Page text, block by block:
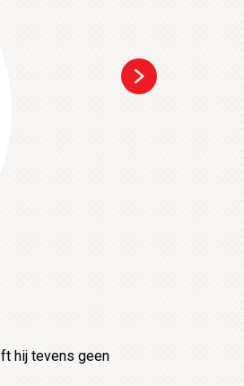
hij tevens geen